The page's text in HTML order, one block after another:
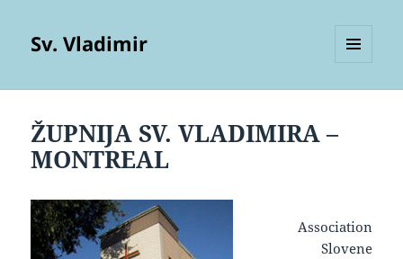
Sv. Vladimir
ŽUPNIJA SV. VLADIMIRA –
MONTREAL
Association
Slovene